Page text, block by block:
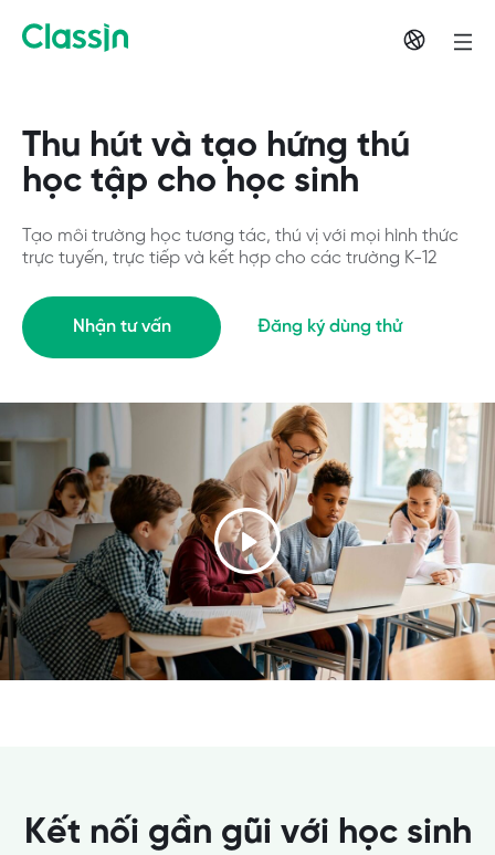
Thu hút và tạo hứng thú
học tập cho học sinh
Tạo môi trường học tương tác, thú vị với mọi hình thức
trực tuyến, trực tiếp và kết hợp cho các trường K-12
Nhận tư vấn Đăng ký dùng thử
Kết nối gần gũi với học sinh